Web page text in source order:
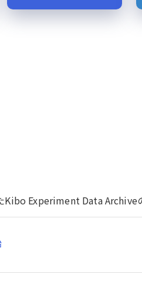
Experiment Data Archive